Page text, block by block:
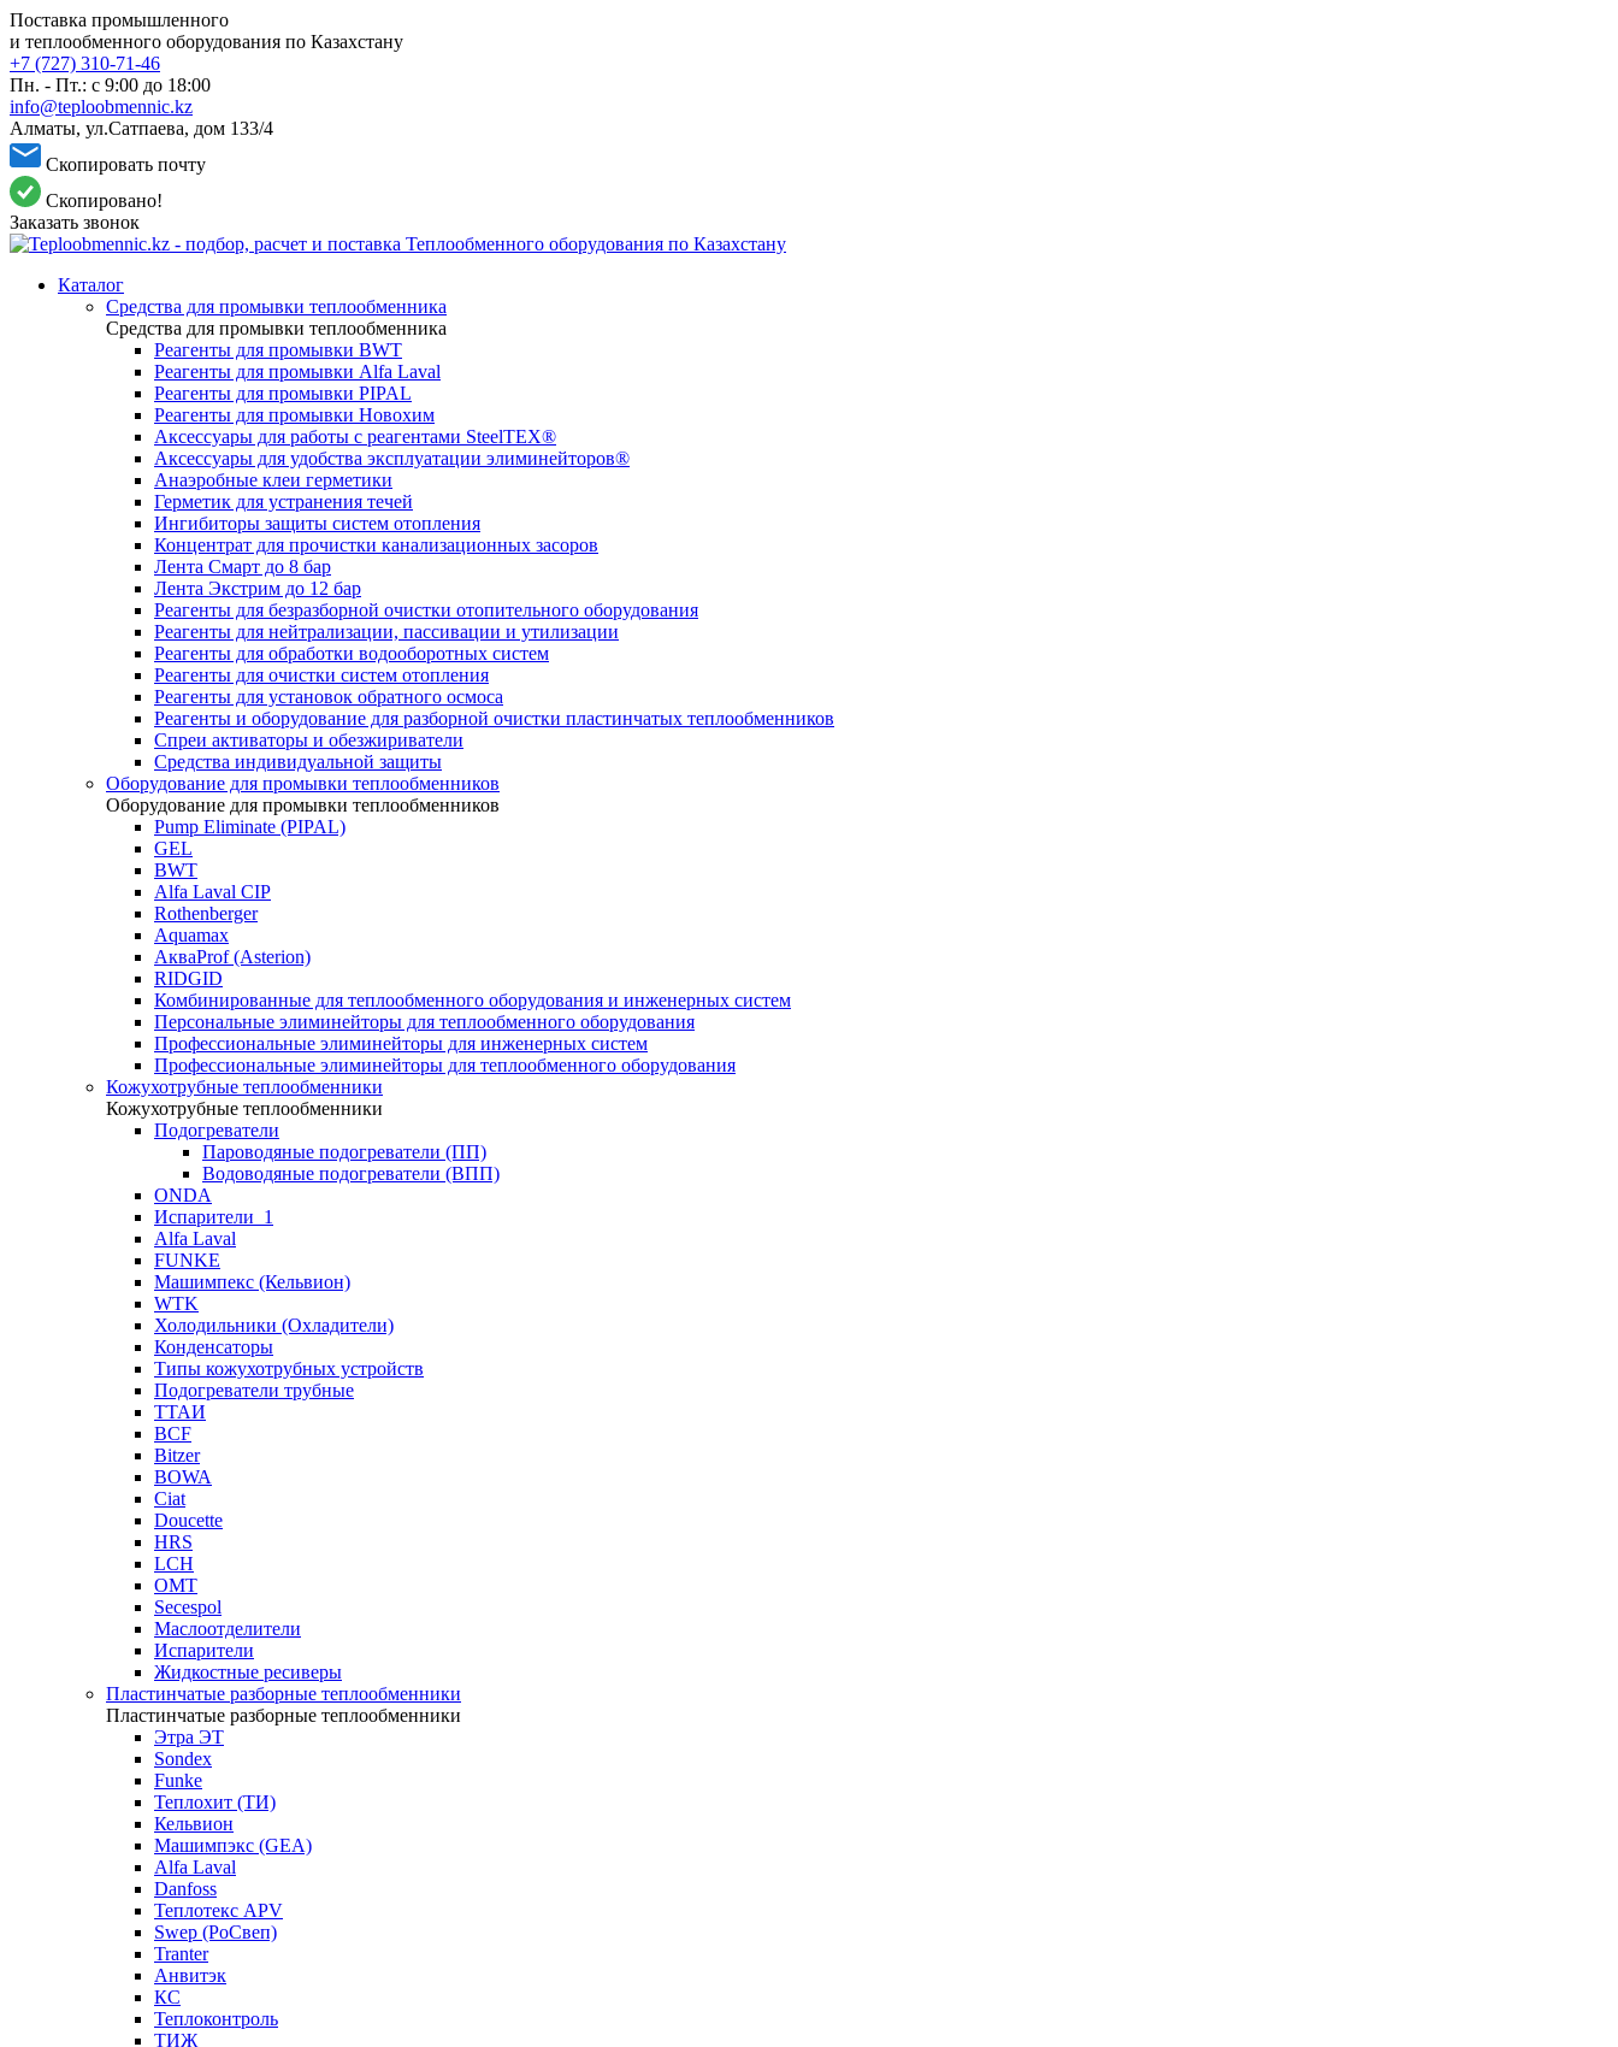
Поставка промышленного
и теплообменного оборудования по Казахстану
+7 (727) 310-71-46
Пн. - Пт.: с 9:00 до 18:00
info@teploobmennic.kz
Алматы, ул.Сатпаева, дом 133/4
Скопировать почту
Скопировано!
Заказать звонок
Каталог
Средства для промывки теплообменника
Средства для промывки теплообменника
Реагенты для промывки BWT
Реагенты для промывки Alfa Laval
Реагенты для промывки PIPAL
Реагенты для промывки Новохим
Аксессуары для работы с реагентами SteelTEX®
Аксессуары для удобства эксплуатации элиминейторов®
Анаэробные клеи герметики
Герметик для устранения течей
Ингибиторы защиты систем отопления
Концентрат для прочистки канализационных засоров
Лента Смарт до 8 бар
Лента Экстрим до 12 бар
Реагенты для безразборной очистки отопительного оборудования
Реагенты для нейтрализации, пассивации и утилизации
Реагенты для обработки водооборотных систем
Реагенты для очистки систем отопления
Реагенты для установок обратного осмоса
Реагенты и оборудование для разборной очистки пластинчатых теплообменников
Спреи активаторы и обезжириватели
Средства индивидуальной защиты
Оборудование для промывки теплообменников
Оборудование для промывки теплообменников
Pump Eliminate (PIPAL)
GEL
BWT
Alfa Laval CIP
Rothenberger
Aquamax
АкваProf (Asterion)
RIDGID
Комбинированные для теплообменного оборудования и инженерных систем
Персональные элиминейторы для теплообменного оборудования
Профессиональные элиминейторы для инженерных систем
Профессиональные элиминейторы для теплообменного оборудования
Кожухотрубные теплообменники
Кожухотрубные теплообменники
Подогреватели
Пароводяные подогреватели (ПП)
Водоводяные подогреватели (ВПП)
ONDA
Испарители_1
Alfa Laval
FUNKE
Машимпекс (Кельвион)
WTK
Холодильники (Охладители)
Конденсаторы
Типы кожухотрубных устройств
Подогреватели трубные
ТТАИ
BCF
Bitzer
BOWA
Ciat
Doucette
HRS
LCH
OMT
Secespol
Маслоотделители
Испарители
Жидкостные ресиверы
Пластинчатые разборные теплообменники
Пластинчатые разборные теплообменники
Этра ЭТ
Sondex
Funke
Теплохит (ТИ)
Кельвион
Машимпэкс (GEA)
Alfa Laval
Danfoss
Теплотекс APV
Swep (РоСвеп)
Tranter
Анвитэк
КС
Теплоконтроль
ТИЖ